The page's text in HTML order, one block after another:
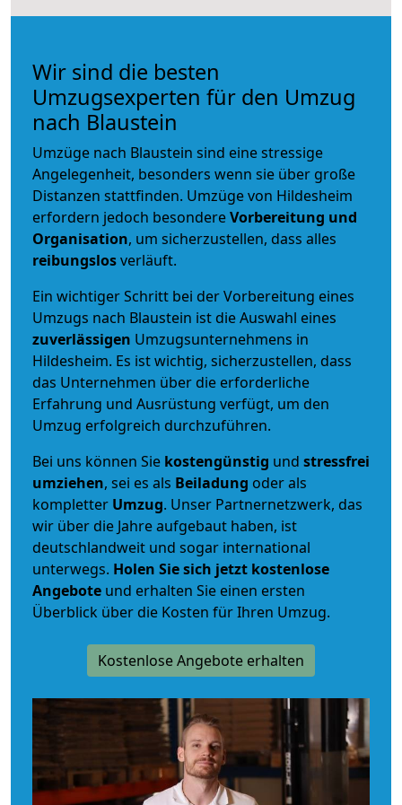
Wir sind die besten
Umzugsexperten für den Umzug
nach Blaustein
Umzüge nach Blaustein sind eine stressige
Angelegenheit, besonders wenn sie über große
Distanzen stattfinden. Umzüge von Hildesheim
erfordern jedoch besondereVorbereitung und
Organisation, um sicherzustellen, dass alles
reibungslosverläuft.
Ein wichtiger Schritt bei der Vorbereitung eines
Umzugs nach Blaustein ist die Auswahl eines
zuverlässigen Umzugsunternehmens in
Hildesheim. Es ist wichtig, sicherzustellen, dass
das Unternehmen über die erforderliche
Erfahrung und Ausrüstung verfügt, um den
Umzug erfolgreich durchzuführen.
Bei uns können Sie kostengünstig und stressfrei
umziehen, sei es als Beiladung oder als
kompletter Umzug. Unser Partnernetzwerk, das
wir über die Jahre aufgebaut haben, ist
deutschlandweit und sogar international
unterwegs. Holen Sie sich jetzt kostenlose
Angebote und erhalten Sie einen ersten
Überblick über die Kosten für Ihren Umzug.
Kostenlose Angebote erhalten